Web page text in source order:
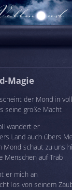
Magie
der Mond in
seine große Macht
wandert er
Land auch übers
Mond schaut zu uns
Menschen auf Trab
er mich an
los von seinem